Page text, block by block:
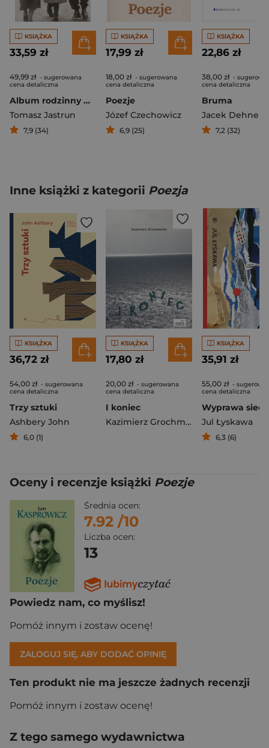
KSIĄŻKA
33,59 zł
49,99 zł - sugerowana
cena detaliczna
Album rodzinny Wiersze i fotografie
Tomasz Jastrun
7,9 (34)
KSIĄŻKA
17,99 zł
18,00 zł - sugerowana
cena detaliczna
Poezje
Józef Czechowicz
6,9 (25)
KSIĄŻKA
22,86 zł
38,00 zł -
cena detaliczna
Bruma
Jacek Dehnel
7,2 (32)
Inne książki z kategorii Poezja
KSIĄŻKA
36,72 zł
54,00 zł - sugerowana
cena detaliczna
Trzy sztuki
Ashbery John
6,0 (1)
KSIĄŻKA
17,80 zł
20,00 zł - sugerowana
cena detaliczna
I koniec
Kazimierz Grochmalski
KSIĄŻKA
35,91 zł
55,00 zł -
cena detaliczna
Jul Łyskawa
6,3 (6)
Oceny i recenzje książki Poezje
Średnia ocen:
7.92 /10
Liczba ocen:
13
Powiedz nam, co myślisz!
Pomóż innym i zostaw ocenę!
ZALOGUJ SIĘ, ABY DODAĆ OPINIĘ
Ten produkt nie ma jeszcze żadnych recenzji
Pomóż innym i zostaw ocenę!
Z tego samego wydawnictwa